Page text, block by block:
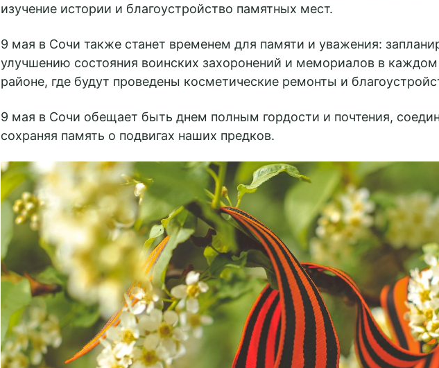
изучение истории и благоустройство памятных мест.
9 мая в Сочи также станет временем для памяти и уважения:
улучшению состояния воинских захоронений и мемориалов в
районе, где будут проведены косметические ремонты и
9 мая в Сочи обещает быть днем полным гордости и почтения,
сохраняя память о подвигах наших предков.